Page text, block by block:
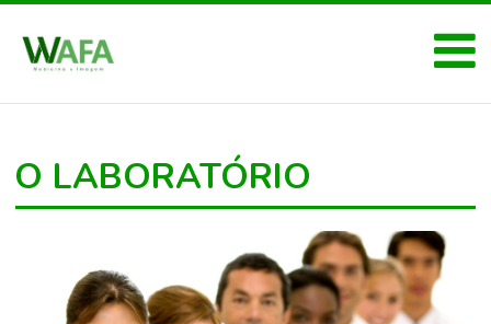
O LABORATÓRIO